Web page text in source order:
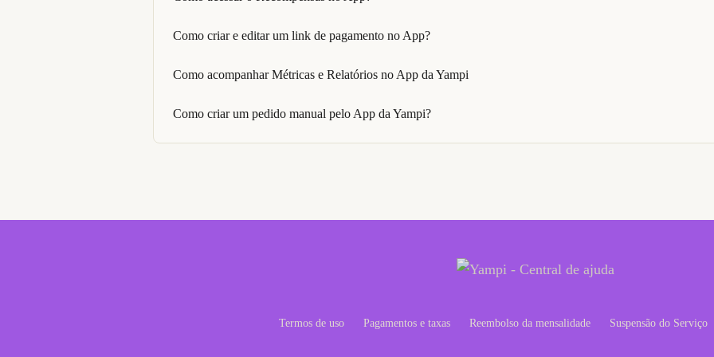
Como criar e editar um link de pagamento no App?
Como acompanhar Métricas e Relatórios no App da Yampi
Como criar um pedido manual pelo App da Yampi?
Termos de uso Pagamentos e taxas Reembolso da mensalidade Suspensão do Serviço